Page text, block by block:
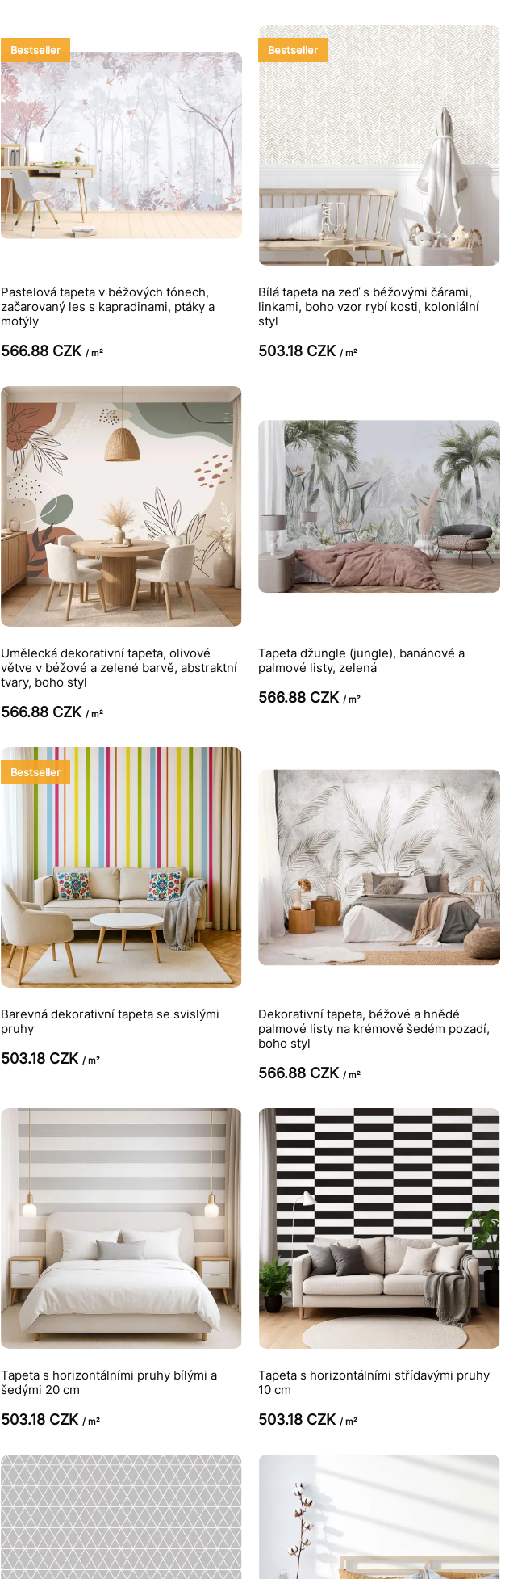
Bestseller
Pastelová tapeta v béžových tónech,
začarovaný les s kapradinami, ptáky a
motýly
566.88 CZK / m²
Bestseller
Bílá tapeta na zeď s béžovými čárami,
linkami, boho vzor rybí kosti, koloniální
styl
503.18 CZK/ m²
Umělecká dekorativní tapeta, olivové
větve v béžové a zelené barvě, abstraktní
tvary, boho styl
566.88 CZK / m²
Tapeta džungle (jungle), banánové a
palmové listy, zelená
566.88 CZK/ m²
Bestseller
Barevná dekorativní tapeta se svislými
pruhy
503.18 CZK / m²
Dekorativní tapeta, béžové a hnědé
palmové listy na krémově šedém pozadí,
boho styl
566.88 CZK/ m²
Tapeta s horizontálními pruhy bílými a
šedými 20 cm
503.18 CZK / m²
Tapeta s horizontálními střídavými pruhy
10 cm
503.18 CZK/ m²